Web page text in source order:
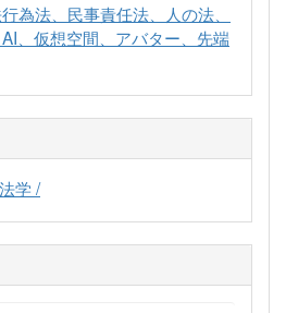
為法、民事責任法、人の法、
、仮想空間、アバター、先端
学 /